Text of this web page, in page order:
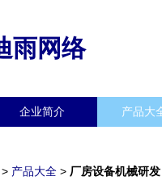
雨网络
企业简介 产品大
> 产品大全 > 厂房设备机械研